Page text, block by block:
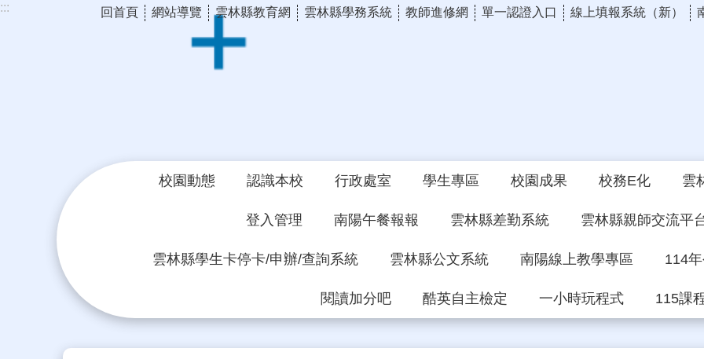
跳到主要內容區塊
::: 回首頁 網站導覽 雲林縣教育網 雲林縣學務系統 教師進修網 單一認證入口 線上填報系統（新）
校園動態 認識本校 行政處室 學生專區 校園成果 校務E化 雲
登入管理 南陽午餐報報 雲林縣差勤系統 雲林縣親師交流平
雲林縣學生卡停卡/申辦/查詢系統 雲林縣公文系統 南陽線上教學專區 114
閱讀加分吧 酷英自主檢定 一小時玩程式 115課